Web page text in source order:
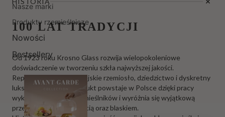
Nasze marki
Produkty rzemieślnicze
Nowości
Bestsellery
100 LAT TRADYCJI
Od 1923 roku Krosno Glass rozwija wielopokoleniowe
doświadczenie w tworzeniu szkła najwyższej jakości.
Reprezentujemy europejskie rzemiosło, dziedzictwo i dyskretny
luksus. Każdy nasz produkt powstaje w Polsce dzięki pracy
wykwalifikowanych rzemieślników i wyróżnia się wyjątkową
przejrzystością, trwałością oraz blaskiem.